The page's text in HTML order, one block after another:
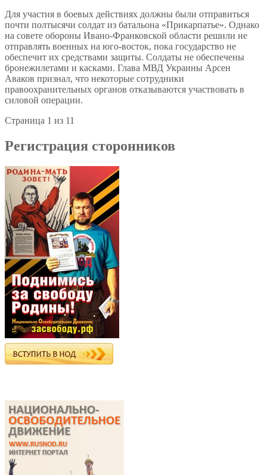
Для участия в боевых действиях должны были отправиться
почти полтысячи солдат из батальона «Прикарпатье». Однако
на совете обороны Ивано-Франковской области решили не
отправлять военных на юго-восток, пока государство не
обеспечит их средствами защиты. Солдаты не обеспечены
бронежилетами и касками. Глава МВД Украины Арсен
Аваков признал, что некоторые сотрудники
правоохранительных органов отказываются участвовать в
силовой операции.
Страница 1 из 11
Регистрация сторонников